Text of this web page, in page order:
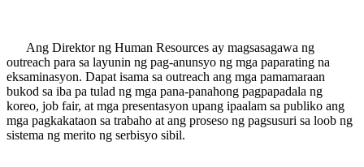
Ang Direktor ng Human Resources ay magsasagawa ng
outreach para sa layunin ng pag-anunsyo ng mga paparating na
eksaminasyon. Dapat isama sa outreach ang mga pamamaraan
bukod sa iba pa tulad ng mga pana-panahong pagpapadala ng
koreo, job fair, at mga presentasyon upang ipaalam sa publiko ang
mga pagkakataon sa trabaho at ang proseso ng pagsusuri sa loob ng
sistema ng merito ng serbisyo sibil.